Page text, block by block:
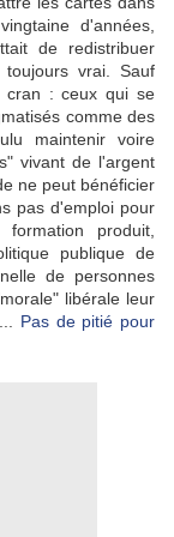
d'années,
de redistribuer
vrai. Sauf
cran : ceux qui se
comme des
maintenir voire
vivant de l'argent
ne peut bénéficier
pas d'emploi pour
produit,
publique de
de personnes
libérale leur
Pas de pitié pour